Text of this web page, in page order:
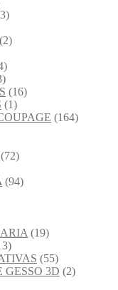
(2)
(16)
(1)
(164)
(72)
(94)
(19)
(55)
3D (2)